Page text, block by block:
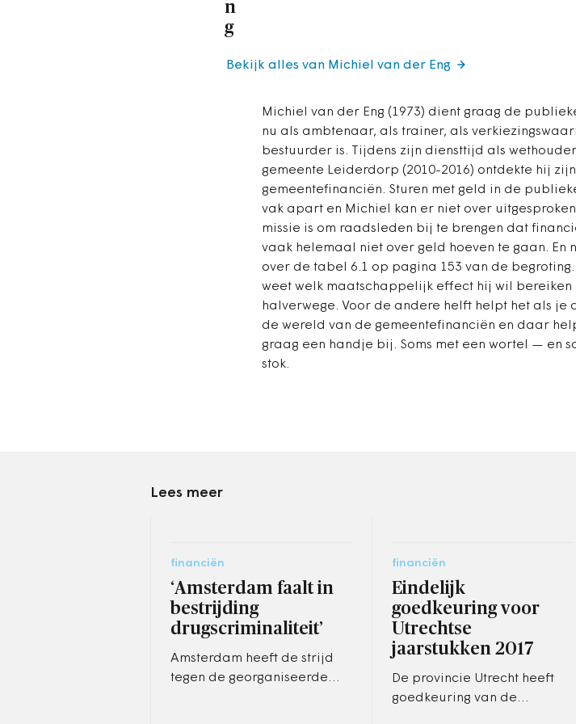
n
g
Michiel van der Eng (1973) dient graag de
nu als ambtenaar, als trainer, als
bestuurder is. Tijdens zijn diensttijd als
gemeente Leiderdorp (2010-2016) ontdekte hij
gemeentefinanciën. Sturen met geld in de
vak apart en Michiel kan er niet over
missie is om raadsleden bij te brengen dat
vaak helemaal niet over geld hoeven te gaan. En
over de tabel 6.1 op pagina 153 van de
weet welk maatschappelijk effect hij wil bereiken
halverwege. Voor de andere helft helpt het als je
de wereld van de gemeentefinanciën en daar
graag een handje bij. Soms met een wortel — en
stok.
Bekijk alles van Michiel van der Eng
Lees meer
financiën
‘Amsterdam faalt in
bestrijding
drugscriminaliteit’
Amsterdam heeft de strijd
tegen de georganiseerde
financiën
Eindelijk
goedkeuring voor
Utrechtse
jaarstukken 2017
De provincie Utrecht heeft
goedkeuring van de